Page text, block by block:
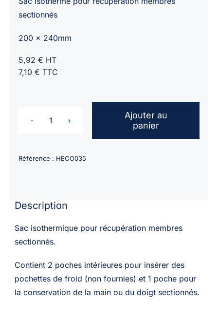
sectionnés
200 x 240mm
5,92 € HT
7,10 € TTC
quantité
Sac
sectionnées
intérieures
Ajouter au
panier
Référence : HECO035
Description
Sac isothermique pour récupération membres
sectionnés.
Contient 2 poches intérieures pour insérer des
pochettes de froid (non fournies) et 1 poche pour
la conservation de la main ou du doigt sectionnés.